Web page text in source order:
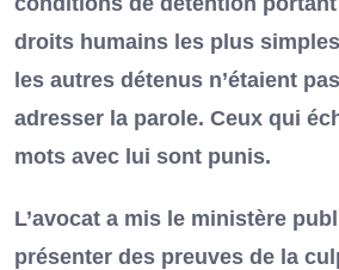
droits humains les plus
les autres détenus n’étaient
adresser la parole. Ceux qui
mots avec lui sont punis.
L’avocat a mis le ministère
présenter des preuves de la